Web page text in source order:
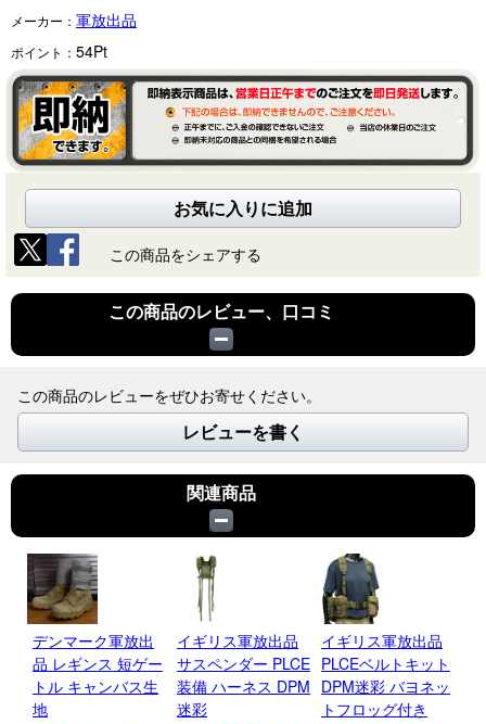
メーカー： 軍放出品
ポイント： 54Pt
お気に入りに追加
この商品をシェアする
この商品のレビュー、口コミ
この商品のレビューをぜひお寄せください。
レビューを書く
関連商品
デンマーク軍放出
品 レギンス 短ゲー
トル キャンバス生
地
イギリス軍放出品
サスペンダー PLCE
装備 ハーネス DPM
迷彩
イギリス軍放出品
PLCEベルトキット
DPM迷彩 バヨネッ
トフロッグ付き